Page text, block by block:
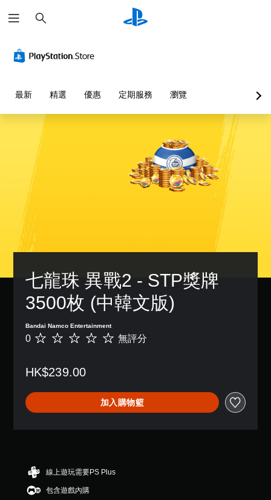
尋
最新 精選 優惠 定期服務 瀏覽
七龍珠 異戰2 - STP獎牌
3500枚 (中韓文版)
Bandai Namco Entertainment
無
0 無評分
HK$239.00
加入購物籃
線上遊玩需要PS Plus
包含遊戲內購